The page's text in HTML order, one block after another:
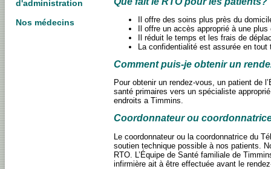
d'administration
Nos médecins
Il offre des soins plus près du
Il offre un accès approprié à une
Il réduit le temps et les frais de
La confidentialité est assurée en
Comment puis-je obtenir un
Pour obtenir un rendez-vous, un patient de
santé primaires vers un spécialiste
endroits a Timmins.
Coordonnateur ou
Le coordonnateur ou la coordonnatrice du
soutien technique possible à nos patients.
RTO. L’Équipe de Santé familiale de
infirmière ait à être effectuée avant le